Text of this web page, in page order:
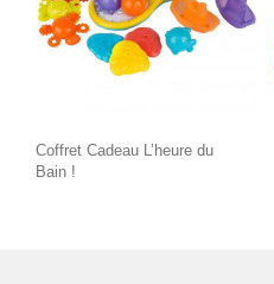
Coffret Cadeau L’heure du
Bain !